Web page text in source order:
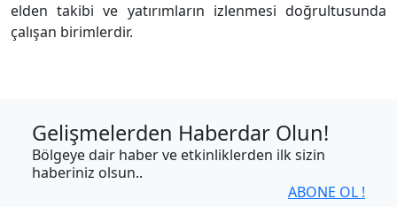
elden takibi ve yatırımların izlenmesi doğrultusunda
çalışan birimlerdir.
Gelişmelerden Haberdar Olun!
Bölgeye dair haber ve etkinliklerden ilk sizin
haberiniz olsun..
ABONE OL !